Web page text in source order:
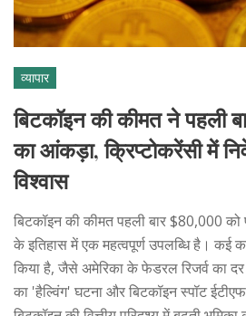
व्यापार
बिटकॉइन की कीमत ने
का आंकड़ा, क्रिप्टोकरेंसी में
विश्वास
बिटकॉइन की कीमत पहली बार $80,000 को
के इतिहास में एक महत्वपूर्ण उपलब्धि है। कई
किया है, जैसे अमेरिका के फेडरल रिजर्व का
का 'हैल्विंग' घटना और बिटकॉइन स्पॉट